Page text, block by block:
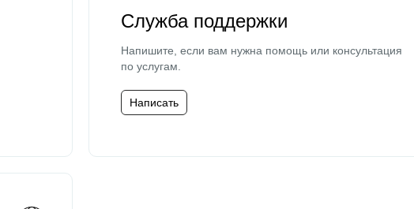
Служба поддержки
Напишите, если вам нужна помощь или консультация
по услугам.
Написать